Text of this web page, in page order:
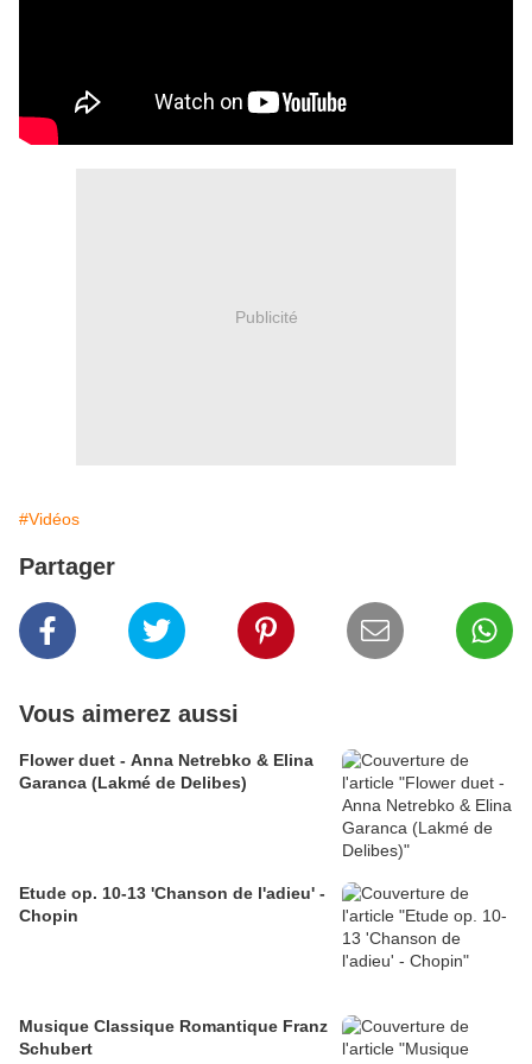
Publicité
#Vidéos
Partager
Vous aimerez aussi
Flower duet - Anna Netrebko & Elina
Garanca (Lakmé de Delibes)
Etude op. 10-13 'Chanson de l'adieu' -
Chopin
Musique Classique Romantique Franz
Schubert